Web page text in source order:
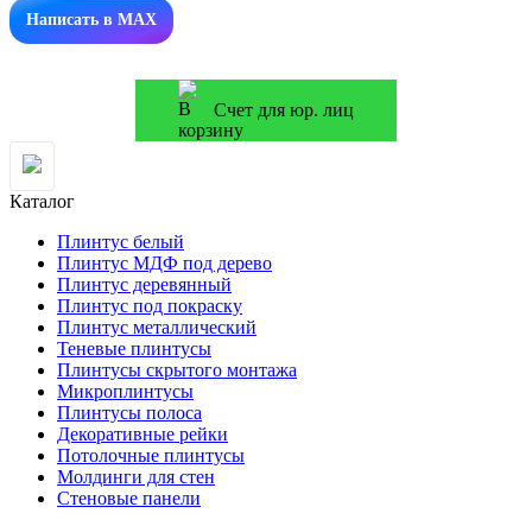
Написать в MAX
Счет для юр. лиц
Каталог
Плинтус белый
Плинтус МДФ под дерево
Плинтус деревянный
Плинтус под покраску
Плинтус металлический
Теневые плинтусы
Плинтусы скрытого монтажа
Микроплинтусы
Плинтусы полоса
Декоративные рейки
Потолочные плинтусы
Молдинги для стен
Стеновые панели